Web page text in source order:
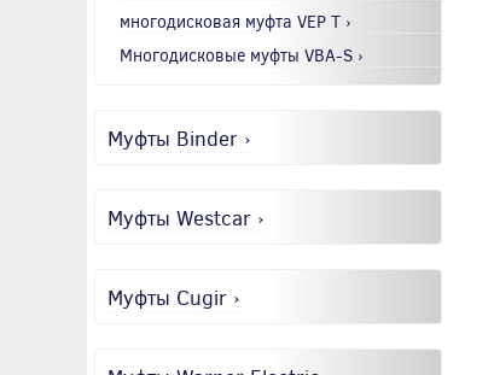
многодисковая муфта VEP T ›
Многодисковые муфты VBA-S ›
Муфты Binder ›
Муфты Westcar ›
Муфты Cugir ›